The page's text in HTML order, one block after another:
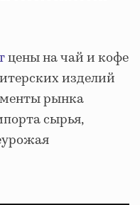
цены на чай и кофе
изделий
рынка
сырья,